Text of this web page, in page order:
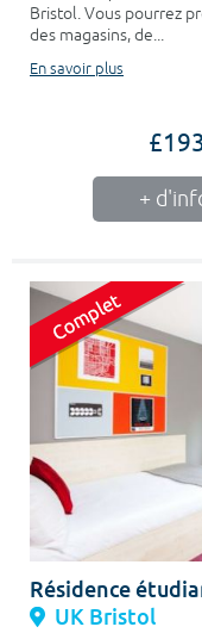
Bristol. Vous pourrez
des magasins, de...
En savoir plus
+
Résidence
UK Bristol